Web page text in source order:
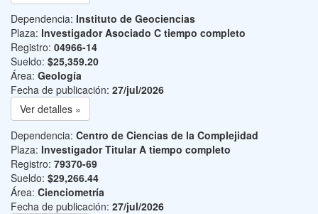
Dependencia: Instituto de Geociencias
Plaza: Investigador Asociado C tiempo completo
Registro: 04966-14
Sueldo: $25,359.20
Área: Geología
Fecha de publicación: 27/jul/2026
Ver detalles »
Dependencia: Centro de Ciencias de la Complejidad
Plaza: Investigador Titular A tiempo completo
Registro: 79370-69
Sueldo: $29,266.44
Área: Cienciometría
Fecha de publicación: 27/jul/2026